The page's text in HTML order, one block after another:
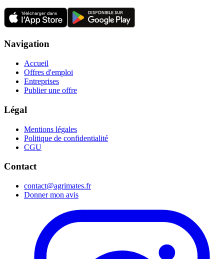
Navigation
Accueil
Offres d'emploi
Entreprises
Publier une offre
Légal
Mentions légales
Politique de confidentialité
CGU
Contact
contact@agrimates.fr
Donner mon avis